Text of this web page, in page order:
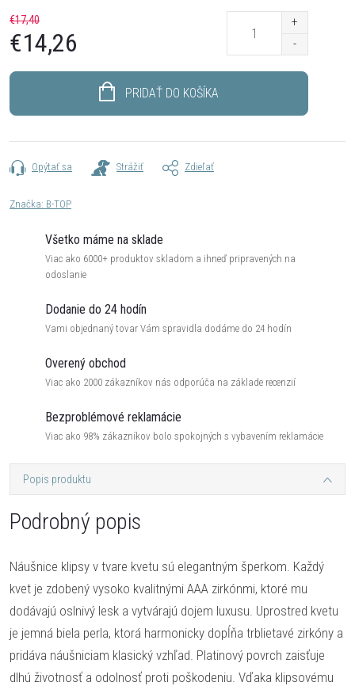
€17,40
€14,26
PRIDAŤ DO KOŠÍKA
Opýtať sa Strážiť Zdieľať
Značka: B-TOP
Všetko máme na sklade
Viac ako 6000+ produktov skladom a ihneď pripravených na
odoslanie
Dodanie do 24 hodín
Vami objednaný tovar Vám spravidla dodáme do 24 hodín
Overený obchod
Viac ako 2000 zákazníkov nás odporúča na základe recenzií
Bezproblémové reklamácie
Viac ako 98% zákazníkov bolo spokojných s vybavením reklamácie
Popis produktu
Podrobný popis
Náušnice klipsy v tvare kvetu sú elegantným šperkom. Každý
kvet je zdobený vysoko kvalitnými AAA zirkónmi, ktoré mu
dodávajú oslnivý lesk a vytvárajú dojem luxusu. Uprostred kvetu
je jemná biela perla, ktorá harmonicky dopĺňa trblietavé zirkóny a
pridáva náušniciam klasický vzhľad. Platinový povrch zaisťuje
dlhú životnosť a odolnosť proti poškodeniu. Vďaka klipsovému